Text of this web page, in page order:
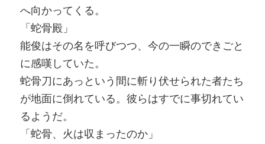
へ向かってくる。
「蛇骨殿」
能俊はその名を呼びつつ、今の一瞬のできごと
に感嘆していた。
蛇骨刀にあっという間に斬り伏せられた者たち
が地面に倒れている。彼らはすでに事切れてい
るようだ。
「蛇骨、火は収まったのか」